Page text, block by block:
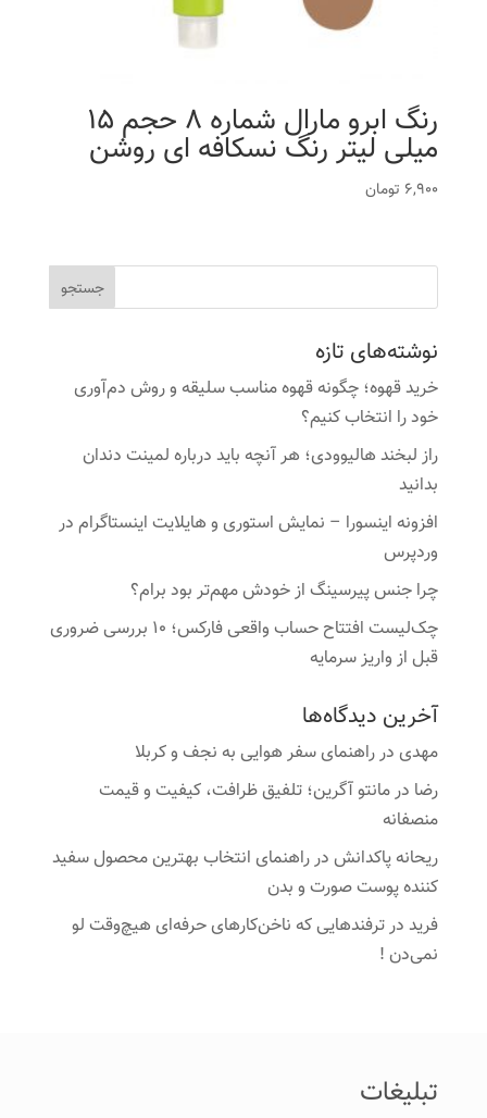
رنگ ابرو مارال شماره 8 حجم 15
میلی لیتر رنگ نسکافه ای روشن
6,900 تومان
نوشته‌های تازه
خرید قهوه؛ چگونه قهوه مناسب سلیقه و روش دم‌آوری
خود را انتخاب کنیم؟
راز لبخند هالیوودی؛ هر آنچه باید درباره لمینت دندان
بدانید
افزونه اینسورا – نمایش استوری و هایلایت اینستاگرام در
وردپرس
چرا جنس پیرسینگ از خودش مهم‌تر بود برام؟
چک‌لیست افتتاح حساب واقعی فارکس؛ ۱۰ بررسی ضروری
قبل از واریز سرمایه
آخرین دیدگاه‌ها
مهدیدرراهنمای سفر هوایی به نجف و کربلا
رضا درمانتو آگرین؛ تلفیق ظرافت، کیفیت و قیمت
منصفانه
ریحانه پاکدانشدرراهنمای انتخاب بهترین محصول سفید
کننده پوست صورت و بدن
فریددرترفندهایی که ناخن‌کارهای حرفه‌ای هیچ‌وقت لو
نمی‌دن !
تبلیغات